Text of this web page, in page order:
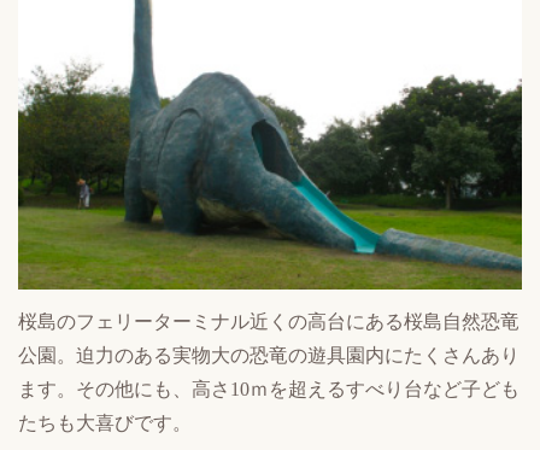
桜島のフェリーターミナル近くの高台にある桜島自然恐竜
公園。迫力のある実物大の恐竜の遊具園内にたくさんあり
ます。その他にも、高さ10ｍを超えるすべり台など子ども
たちも大喜びです。